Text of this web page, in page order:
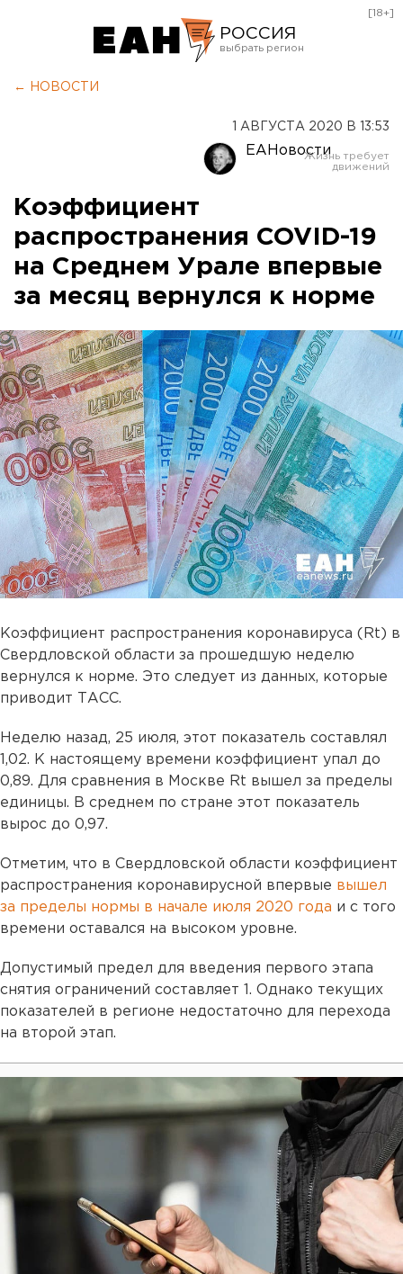
РОССИЯ
Оренбург
[18+]
← НОВОСТИ
1 АВГУСТА 2020 В 13:53
ЕАНовости
Коэффициент
распространения COVID-19
на Среднем Урале впервые
за месяц вернулся к норме
Коэффициент распространения коронавируса (Rt) в
Свердловской области за прошедшую неделю
вернулся к норме. Это следует из данных, которые
приводит ТАСС.
Неделю назад, 25 июля, этот показатель составлял
1,02. К настоящему времени коэффициент упал до
0,89. Для сравнения в Москве Rt вышел за пределы
единицы. В среднем по стране этот показатель
вырос до 0,97.
Отметим, что в Свердловской области коэффициент
распространения коронавирусной впервые вышел
за пределы нормы в начале июля 2020 года и с того
времени оставался на высоком уровне.
Допустимый предел для введения первого этапа
снятия ограничений составляет 1. Однако текущих
показателей в регионе недостаточно для перехода
на второй этап.